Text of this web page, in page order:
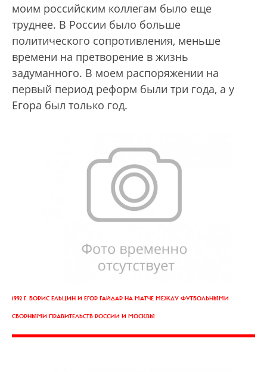
моим российским коллегам было еще
труднее. В России было больше
политического сопротивления, меньше
времени на претворение в жизнь
задуманного. В моем распоряжении на
первый период реформ были три года, а у
Егора был только год.
1992 Г. БОРИС ЕЛЬЦИН И ЕГОР ГАЙДАР НА МАТЧЕ МЕЖДУ ФУТБОЛЬНЫМИ
СБОРНЫМИ ПРАВИТЕЛЬСТВ РОССИИ И МОСКВЫ